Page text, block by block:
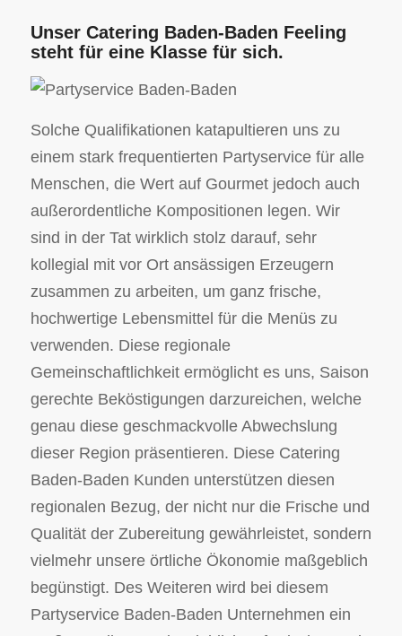
Unser Catering Baden-Baden Feeling
steht für eine Klasse für sich.
Solche Qualifikationen katapultieren uns zu
einem stark frequentierten Partyservice für alle
Menschen, die Wert auf Gourmet jedoch auch
außerordentliche Kompositionen legen. Wir
sind in der Tat wirklich stolz darauf, sehr
kollegial mit vor Ort ansässigen Erzeugern
zusammen zu arbeiten, um ganz frische,
hochwertige Lebensmittel für die Menüs zu
verwenden. Diese regionale
Gemeinschaftlichkeit ermöglicht es uns, Saison
gerechte Beköstigungen darzureichen, welche
genau diese geschmackvolle Abwechslung
dieser Region präsentieren. Diese Catering
Baden-Baden Kunden unterstützen diesen
regionalen Bezug, der nicht nur die Frische und
Qualität der Zubereitung gewährleistet, sondern
vielmehr unsere örtliche Ökonomie maßgeblich
begünstigt. Des Weiteren wird bei diesem
Partyservice Baden-Baden Unternehmen ein